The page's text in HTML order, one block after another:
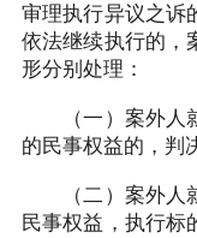
审理执行异议之诉
依法继续执行的，
形分别处理：
（一）案外人就
的民事权益的，判
（二）案外人就
民事权益，执行标